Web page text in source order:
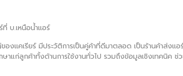
ที่ บ.เหนือน้ำแอร์
ของแคเรียร์ มีประวัติการเป็นคู่ค้าที่ดีมาตลอด เป็นร้านค้าส่ง
ษาแก่ลูกค้าทั้งด้านการใช้งานทั่วไป รวมถึงข้อมูลเชิงเทคนิค